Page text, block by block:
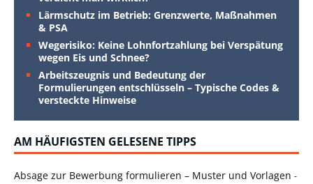
Lärmschutz im Betrieb: Grenzwerte, Maßnahmen
& PSA
Wegerisiko: Keine Lohnfortzahlung bei Verspätung
wegen Eis und Schnee?
Arbeitszeugnis und Bedeutung der
Formulierungen entschlüsseln – Typische Codes &
versteckte Hinweise
AM HÄUFIGSTEN GELESENE TIPPS
Absage zur Bewerbung formulieren – Muster und Vorlagen -